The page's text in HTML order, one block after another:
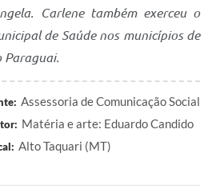
Carlene também exerceu o
de Saúde nos municípios de
Paraguai.
Assessoria de Comunicação Social
Matéria e arte: Eduardo Candido
Alto Taquari (MT)